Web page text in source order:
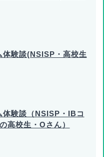
体験談(NSISP・高校生
体験談（NSISP・IBコ
高校生・Oさん）